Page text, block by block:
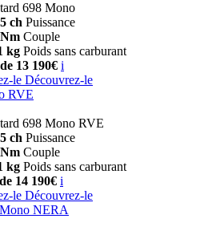
698 Mono
ch Puissance
Couple
kg Poids sans carburant
13 190€ i
le Découvrez-le
RVE
698 Mono RVE
ch Puissance
Couple
kg Poids sans carburant
14 190€ i
le Découvrez-le
NERA